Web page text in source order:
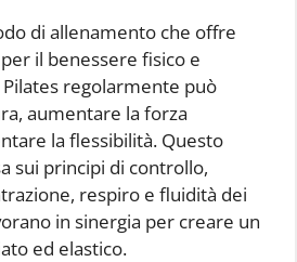
di allenamento che offre
il benessere fisico e
regolarmente può
aumentare la forza
la flessibilità. Questo
sui principi di controllo,
respiro e fluidità dei
in sinergia per creare un
ed elastico.